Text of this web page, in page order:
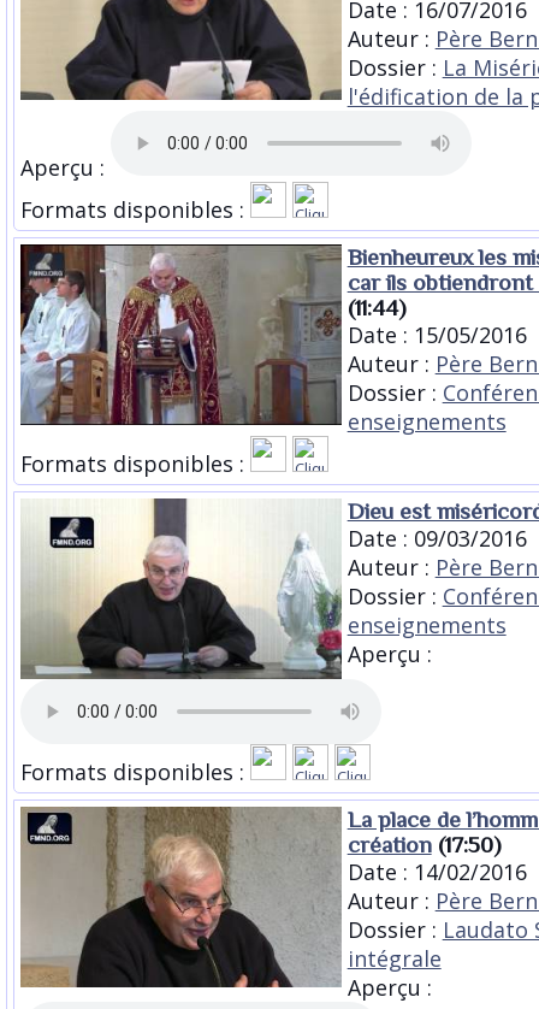
Date : 16/07/2016
Auteur : Père
Dossier : La
l'édification de la
Aperçu :
Formats disponibles :
Bienheureux les
car ils obtiendront
(11:44)
Date : 15/05/2016
Auteur : Père
Dossier :
enseignements
Formats disponibles :
Dieu est
Date : 09/03/2016
Auteur : Père
Dossier :
enseignements
Aperçu :
Formats disponibles :
La place de
création(17:50)
Date : 14/02/2016
Auteur : Père
Dossier : Laudato
intégrale
Aperçu :